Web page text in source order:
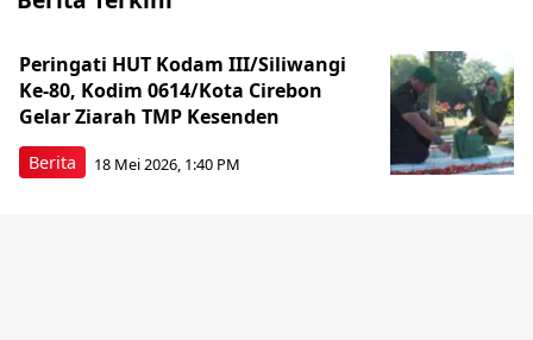
Berita
Peringati HUT Kodam III/Siliwangi
Ke-80, Kodim 0614/Kota Cirebon
Gelar Ziarah TMP Kesenden
18 Mei 2026, 1:40 PM